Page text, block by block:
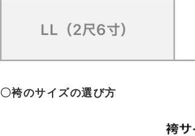
〇袴のサイズの選び方